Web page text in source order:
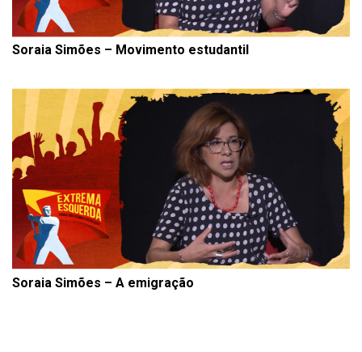
Soraia Simões – Movimento estudantil
Soraia Simões – A emigração